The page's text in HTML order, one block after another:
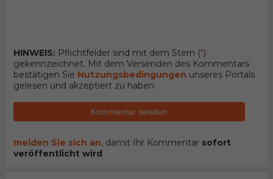
HINWEIS: Pflichtfelder sind mit dem Stern (*)
gekennzeichnet. Mit dem Versenden des Kommentars
bestätigen Sie Nutzungsbedingungen unseres Portals
gelesen und akzeptiert zu haben.
Kommentar senden
melden Sie sich an, damit Ihr Kommentar sofort
veröffentlicht wird